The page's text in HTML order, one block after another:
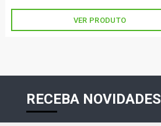
VER PRODUTO
RECEBA NOVIDADES